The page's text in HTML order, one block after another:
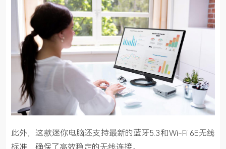
此外，这款迷你电脑还支持最新的蓝牙5.3和Wi-Fi 6E无线